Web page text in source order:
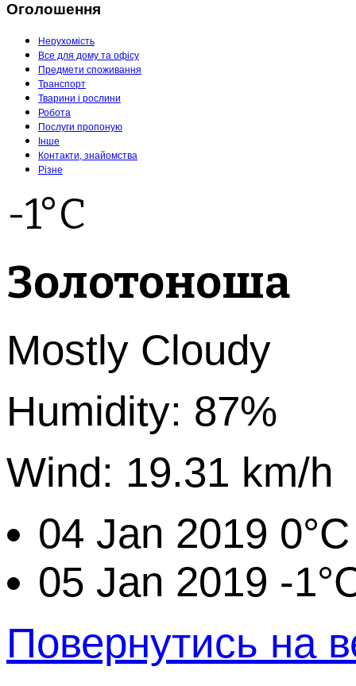
Оголошення
Нерухомість
Все для дому та офісу
Предмети споживання
Транспорт
Тварини і рослини
Робота
Послуги пропоную
Інше
Контакти, знайомства
Різне
-1°C
Золотоноша
Mostly Cloudy
Humidity: 87%
Wind: 19.31 km/h
04 Jan 2019 0°C
05 Jan 2019 -
Повернутись на